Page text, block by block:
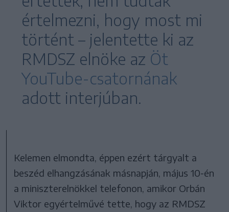
értelmezni, hogy most mi
történt – jelentette ki az
RMDSZ elnöke az Öt
YouTube-csatornának
adott interjúban.
Kelemen elmondta, éppen ezért tárgyalt a
beszéd elhangzásának másnapján, május 10-én
a miniszterelnökkel telefonon, amikor Orbán
Viktor egyértelművé tette, hogy az RMDSZ